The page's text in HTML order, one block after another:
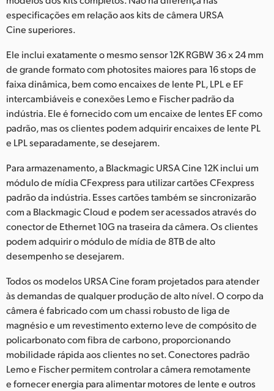
especificações em relação aos kits de câmera URSA
Cine superiores.
Ele inclui exatamente o mesmo sensor 12K RGBW 36 x 24 mm
de grande formato com photosites maiores para 16 stops de
faixa dinâmica, bem como encaixes de lente PL, LPL e EF
intercambiáveis e conexões Lemo e Fischer padrão da
indústria. Ele é fornecido com um encaixe de lentes EF como
padrão, mas os clientes podem adquirir encaixes de lente PL
e LPL separadamente, se desejarem.
Para armazenamento, a Blackmagic URSA Cine 12K inclui um
módulo de mídia CFexpress para utilizar cartões CFexpress
padrão da indústria. Esses cartões também se sincronizarão
com a Blackmagic Cloud e podem ser acessados através do
conector de Ethernet 10G na traseira da câmera. Os clientes
podem adquirir o módulo de mídia de 8TB de alto
desempenho se desejarem.
Todos os modelos URSA Cine foram projetados para atender
às demandas de qualquer produção de alto nível. O corpo da
câmera é fabricado com um chassi robusto de liga de
magnésio e um revestimento externo leve de compósito de
policarbonato com fibra de carbono, proporcionando
mobilidade rápida aos clientes no set. Conectores padrão
Lemo e Fischer permitem controlar a câmera remotamente
e fornecer energia para alimentar motores de lente e outros